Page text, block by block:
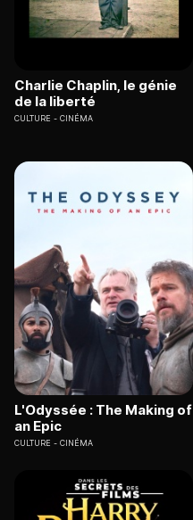
Charlie Chaplin, le génie
de la liberté
CULTURE CINÉMA
L'Odyssée : The Making of
an Epic
CULTURE CINÉMA